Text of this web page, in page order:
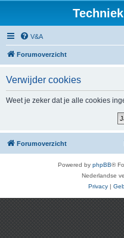
V&A
Forumoverzicht
Verwijder cookies
Weet je zeker dat je alle cookies
Forumoverzicht
Powered by phpBB®
Nederlandse
Privacy |